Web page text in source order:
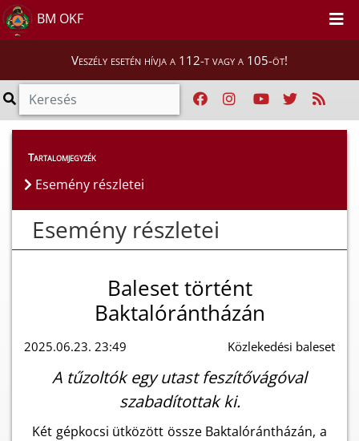
BM OKF
Veszély esetén hívja a 112-t vagy a 105-öt!
Esemény részletei
Tartalomjegyzék
Esemény részletei
Esemény részletei
Baleset történt
Baktalórántházán
2025.06.23. 23:49 Közlekedési baleset
A tűzoltók egy utast feszítővágóval
szabadítottak ki.
Két gépkocsi ütközött össze Baktalórántházán, a